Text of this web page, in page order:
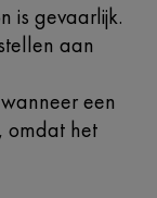
is gevaarlijk.
aan
een
omdat het